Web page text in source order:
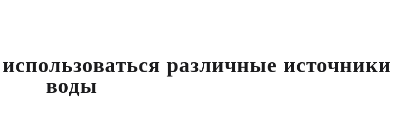
различные источники
воды